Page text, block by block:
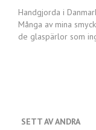
Handgjorda i
Många av mina
de glaspärlor som
SETT AV ANDRA